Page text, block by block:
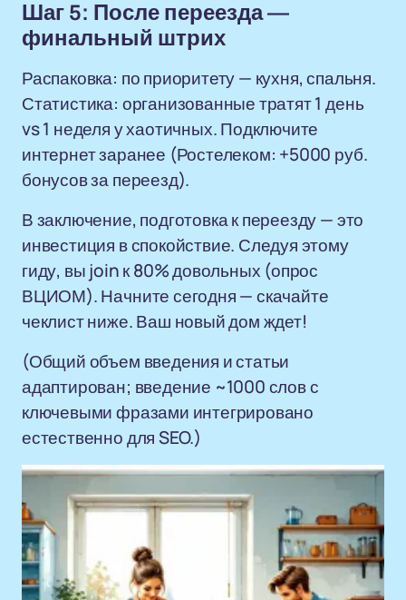
Шаг 5: После переезда —
финальный штрих
Распаковка: по приоритету — кухня, спальня.
Статистика: организованные тратят 1 день
vs 1 неделя у хаотичных. Подключите
интернет заранее (Ростелеком: +5000 руб.
бонусов за переезд).
В заключение, подготовка к переезду — это
инвестиция в спокойствие. Следуя этому
гиду, вы join к 80% довольных (опрос
ВЦИОМ). Начните сегодня — скачайте
чеклист ниже. Ваш новый дом ждет!
(Общий объем введения и статьи
адаптирован; введение ~1000 слов с
ключевыми фразами интегрировано
естественно для SEO.)